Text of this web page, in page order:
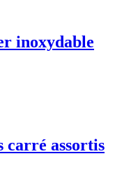
inoxydable
carré assortis